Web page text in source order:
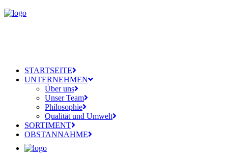
STARTSEITE
UNTERNEHMEN
Über uns
Unser Team
Philosophie
Qualität und Umwelt
SORTIMENT
OBSTANNAHME